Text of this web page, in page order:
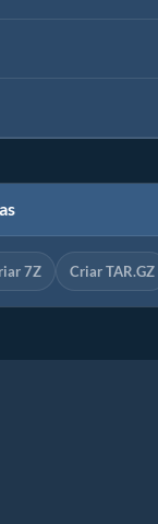
7Z Criar TAR.GZ